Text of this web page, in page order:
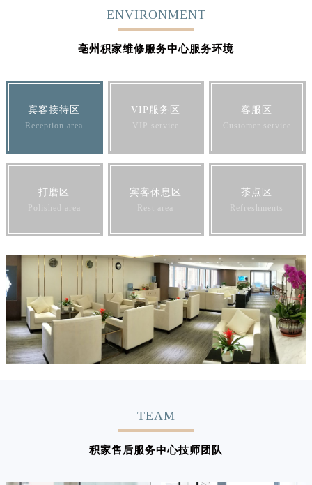
ENVIRONMENT
亳州积家维修服务中心服务环境
宾客接待区
Reception area
VIP服务区
VIP service
客服区
Customer service
打磨区
Polished area
宾客休息区
Rest area
茶点区
Refreshments
TEAM
积家售后服务中心技师团队